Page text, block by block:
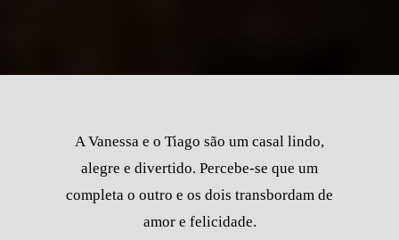
A Vanessa e o Tiago são um casal lindo,
alegre e divertido. Percebe-se que um
completa o outro e os dois transbordam de
amor e felicidade.